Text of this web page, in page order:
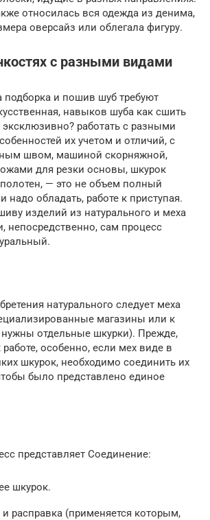
относилась вся одежда из денима,
оверсайз или облегала фигуру.
с разными видами
подборка и пошив шуб требуют
навыков шуба как сшить
работать с разными
их учетом и отличий, с
швом, машиной скорняжной,
для резки основы, шкурок
— это не объем полный
надо обладать, работе к приступая.
изделий из натурального и меха
непосредственно, сам процесс
натурального следует меха
магазины или к
отдельные шкурки). Прежде,
работе, особенно, если мех виде в
шкурок, необходимо соединить их
было представлено единое
представляет Соединение:
шкурок.
и расправка (применяется которым,